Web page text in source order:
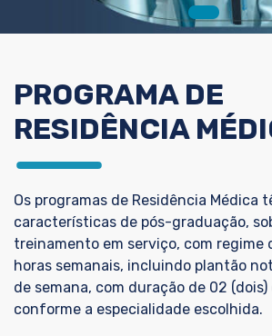
PROGRAMA DE
RESIDÊNCIA
Os programas de Residência Médica
características de pós-graduação,
treinamento em serviço, com regime
horas semanais, incluindo plantão
de semana, com duração de 02
conforme a especialidade escolhida.